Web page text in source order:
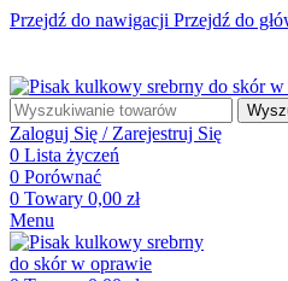
Przejdź do nawigacji Przejdź do
Zaloguj Się / Zarejestruj Się
0 Lista życzeń
0 Porównać
0 Towary 0,00 zł
Menu